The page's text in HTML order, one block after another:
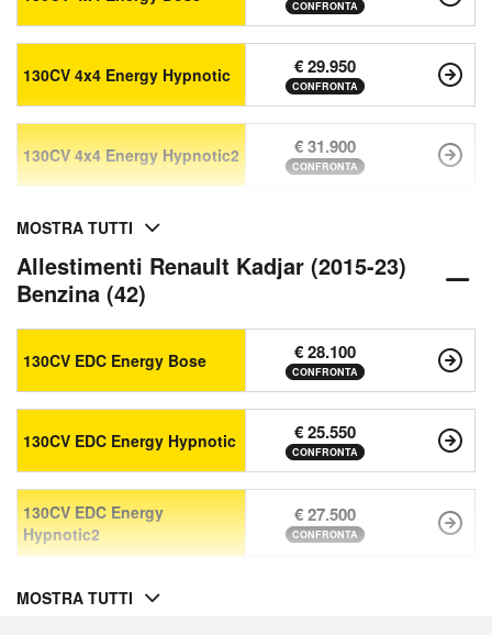
CONFRONTA
130CV 4x4 Energy Hypnotic € 29.950
CONFRONTA
130CV 4x4 Energy Hypnotic2 € 31.900
CONFRONTA
MOSTRA TUTTI
Allestimenti Renault Kadjar (2015-23)
Benzina (42)
130CV EDC Energy Bose € 28.100
CONFRONTA
130CV EDC Energy Hypnotic € 25.550
CONFRONTA
130CV EDC Energy
Hypnotic2
€ 27.500
CONFRONTA
MOSTRA TUTTI